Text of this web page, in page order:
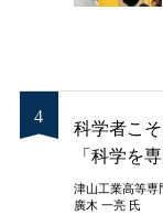
科学者こ
「科学を
津山工業高等専
廣木 一亮 氏